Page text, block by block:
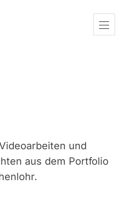
und
aus dem Portfolio